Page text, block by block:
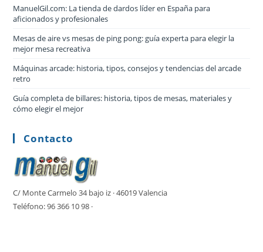
ManuelGil.com: La tienda de dardos líder en España para
aficionados y profesionales
Mesas de aire vs mesas de ping pong: guía experta para elegir la
mejor mesa recreativa
Máquinas arcade: historia, tipos, consejos y tendencias del arcade
retro
Guía completa de billares: historia, tipos de mesas, materiales y
cómo elegir el mejor
Contacto
C/ Monte Carmelo 34 bajo iz · 46019 Valencia
Teléfono: 96 366 10 98 ·